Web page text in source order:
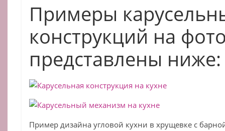
Примеры
конструкций на
представлены ниже:
Пример дизайна угловой кухни в хрущевке с